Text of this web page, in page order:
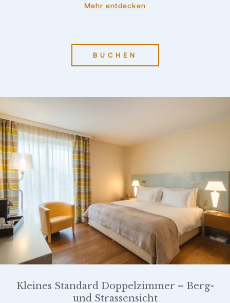
Mehr entdecken
BUCHEN
Kleines Standard Doppelzimmer – Berg-
und Strassensicht